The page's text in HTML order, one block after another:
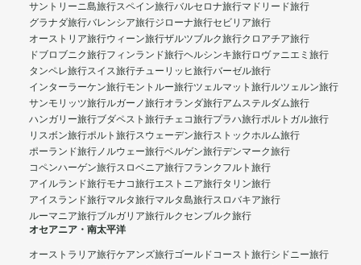
サントリーニ島旅行スペイン旅行バルセロナ旅行マドリード旅行
グラナダ旅行バレンシア旅行ジローナ旅行セビリア旅行
オーストリア旅行ウィーン旅行ザルツブルク旅行クロアチア旅行
ドブロブニク旅行フィンランド旅行ヘルシンキ旅行ロヴァニエミ旅行
タンペレ旅行スイス旅行チューリッヒ旅行バーゼル旅行
インターラーケン旅行モントルー旅行ツェルマット旅行ルツェルン旅行
サンモリッツ旅行ルガーノ旅行オランダ旅行アムステルダム旅行
ハンガリー旅行ブダペスト旅行チェコ旅行プラハ旅行ポルトガル旅行
リスボン旅行ポルト旅行スウェーデン旅行ストックホルム旅行
ポーランド旅行ノルウェー旅行ベルゲン旅行デンマーク旅行
コペンハーゲン旅行スロベニア旅行フランクフルト旅行
アイルランド旅行モナコ旅行エストニア旅行タリン旅行
アイスランド旅行マルタ旅行マルタ島旅行スロバキア旅行
ルーマニア旅行ブルガリア旅行ルクセンブルク旅行
オセアニア・南太平洋
オーストラリア旅行ケアンズ旅行ゴールドコースト旅行シドニー旅行